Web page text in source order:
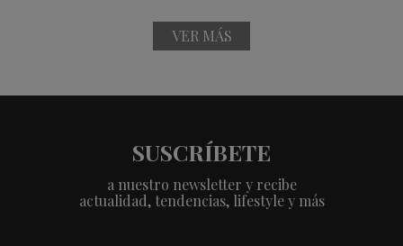
VER MÁS
SUSCRÍBETE
a nuestro newsletter y recibe
actualidad, tendencias, lifestyle y más